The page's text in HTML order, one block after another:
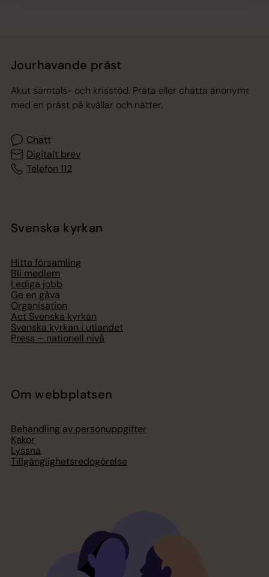
Jourhavande präst
Akut samtals- och krisstöd. Prata eller chatta anonymt
med en präst på kvällar och nätter.
Chatt
Digitalt brev
Telefon 112
Svenska kyrkan
Hitta församling
Bli medlem
Lediga jobb
Ge en gåva
Organisation
Act Svenska kyrkan
Svenska kyrkan i utlandet
Press – nationell nivå
Om webbplatsen
Behandling av personuppgifter
Kakor
Lyssna
Tillgänglighetsredogörelse